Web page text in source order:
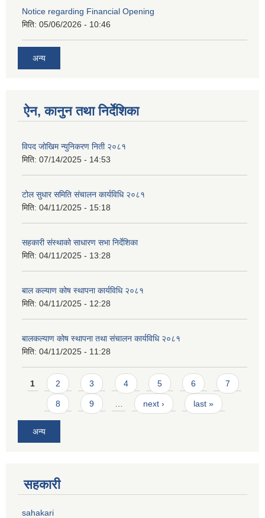
Notice regarding Financial Opening
मिति: 05/06/2026 - 10:46
अन्य
ऐन, कानुन तथा निर्देशिका
विपद जोखिम न्युनिकरण निती २०८१
मिति: 07/14/2025 - 14:53
टोल सुधार समिति संचालन कार्यविधि २०८१
मिति: 04/11/2025 - 15:18
सहकारी संस्थाको साधारण सभा निर्देशिका
मिति: 04/11/2025 - 13:28
बाल कल्याण कोष स्थापना कार्यविधि २०८१
मिति: 04/11/2025 - 12:28
बालकल्याण कोष स्थापना तथा संचालन कार्यविधि २०८१
मिति: 04/11/2025 - 11:28
Pages
1 2 3 4 5 6 7
8 9 … next › last »
अन्य
सहकारी
sahakari